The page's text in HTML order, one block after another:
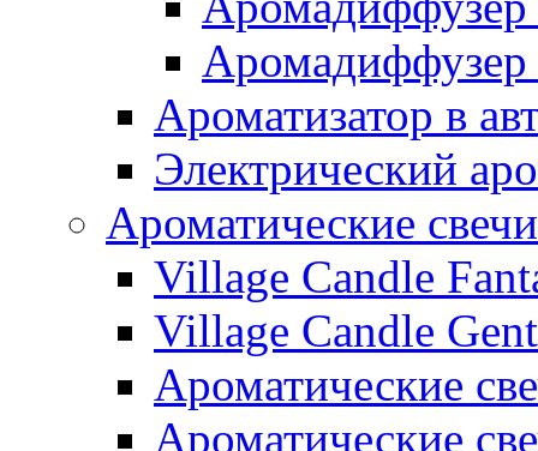
Ароматизатор в
Электрический
Ароматические
Village Candle
Village Candle
Ароматические
Ароматические